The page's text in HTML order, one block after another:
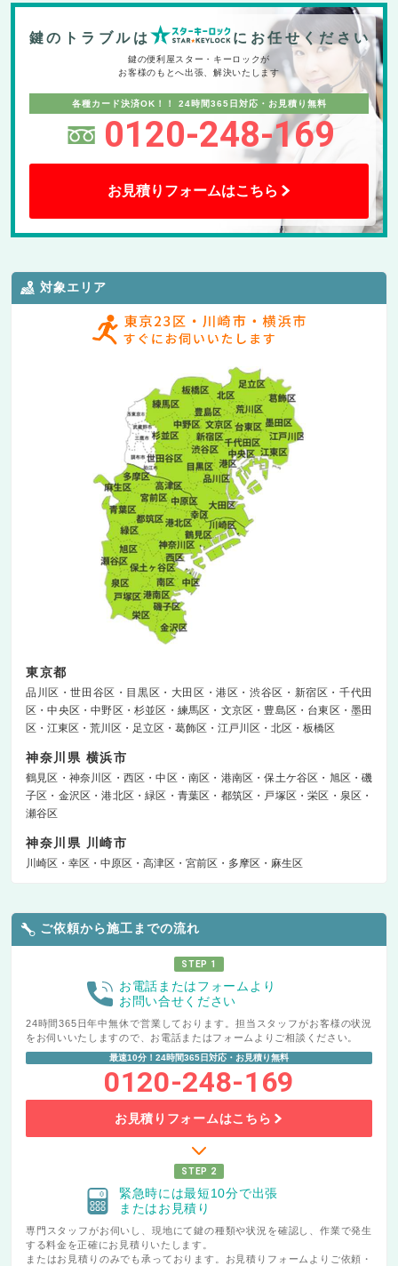
鍵のトラブルは にお任せください
鍵の便利屋スター・キーロックが
お客様のもとへ出張、解決いたします
各種カード決済OK！！ 24時間365日対応・お見積り無料
0120-248-169
お見積りフォームはこちら
対象エリア
東京都
品川区 世田谷区 目黒区 大田区 港区 渋谷区 新宿区
千代田
区
中央区 中野区 杉並区 練馬区 文京区 豊島区 台東区
墨田
区
江東区 荒川区 足立区 葛飾区 江戸川区 北区 板橋区
神奈川県 横浜市
鶴見区 神奈川区 西区 中区 南区 港南区 保土ケ谷区 旭区
磯
子区
金沢区 港北区 緑区 青葉区 都筑区 戸塚区 栄区
泉区
瀬谷区
神奈川県 川崎市
川崎区 幸区 中原区 高津区 宮前区 多摩区 麻生区
ご依頼から施工までの流れ
STEP 1
お電話またはフォームより
お問い合せください
24時間365日年中無休で営業しております。担当スタッフがお客様の状況
をお伺いいたしますので、お電話またはフォームよりご相談ください。
最速10分！24時間365日対応・お見積り無料
0120-248-169
お見積りフォームはこちら
STEP 2
緊急時には最短10分で出張
またはお見積り
専門スタッフがお伺いし、現地にて鍵の種類や状況を確認し、作業で発生
する料金を正確にお見積りいたします。
またはお見積りのみでも承っております。お見積りフォームよりご依頼・